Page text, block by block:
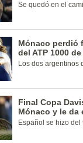
Se quedó en el
Mónaco perdió
del ATP 1000
Los dos argentinos
Final Copa
Mónaco y le da
Español se hizo